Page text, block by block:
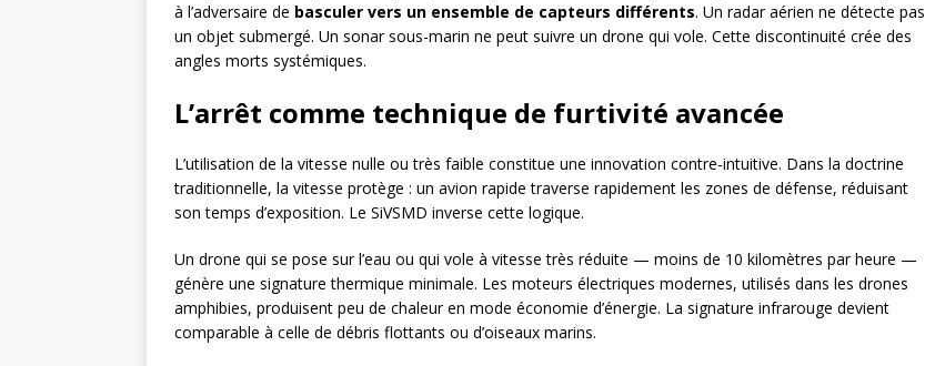
à l’adversaire de basculer vers un ensemble de capteurs différents. Un radar aérien ne détecte pas
un objet submergé. Un sonar sous-marin ne peut suivre un drone qui vole. Cette discontinuité crée des
angles morts systémiques.
L’arrêt comme technique de furtivité avancée
L’utilisation de la vitesse nulle ou très faible constitue une innovation contre-intuitive. Dans la doctrine
traditionnelle, la vitesse protège : un avion rapide traverse rapidement les zones de défense, réduisant
son temps d’exposition. Le SiVSMD inverse cette logique.
Un drone qui se pose sur l’eau ou qui vole à vitesse très réduite — moins de 10 kilomètres par heure —
génère une signature thermique minimale. Les moteurs électriques modernes, utilisés dans les drones
amphibies, produisent peu de chaleur en mode économie d’énergie. La signature infrarouge devient
comparable à celle de débris flottants ou d’oiseaux marins.